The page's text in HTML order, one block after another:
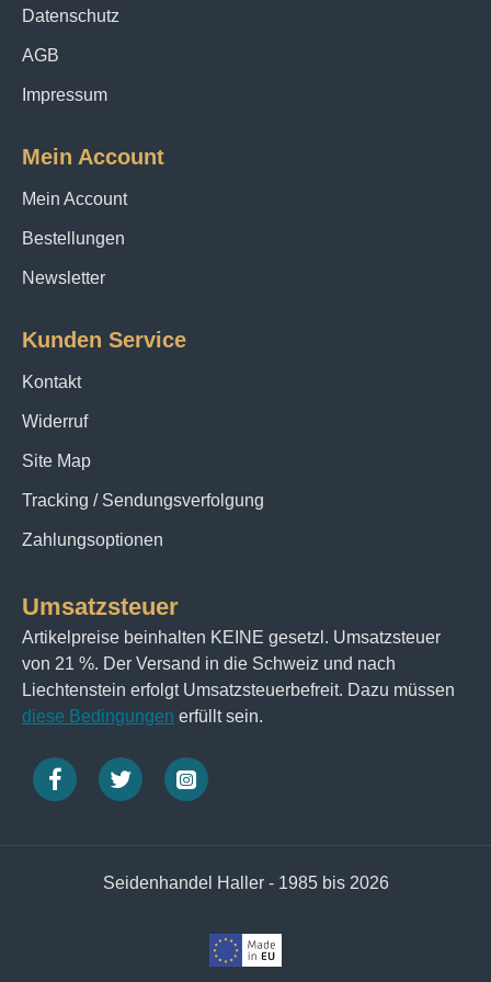
BIO-Etamine de laine Merinowollschals definitiv eine
ausgezeichnete Wahl.
Datenschutz
AGB
Impressum
Mein Account
Mein Account
Bestellungen
Newsletter
Kunden Service
Kontakt
Widerruf
Site Map
Tracking / Sendungsverfolgung
Zahlungsoptionen
Umsatzsteuer
Artikelpreise beinhalten KEINE gesetzl. Umsatzsteuer
von 21 %. Der Versand in die Schweiz und nach
Liechtenstein erfolgt Umsatzsteuerbefreit. Dazu müssen
diese Bedingungen erfüllt sein.
Seidenhandel Haller - 1985 bis 2026